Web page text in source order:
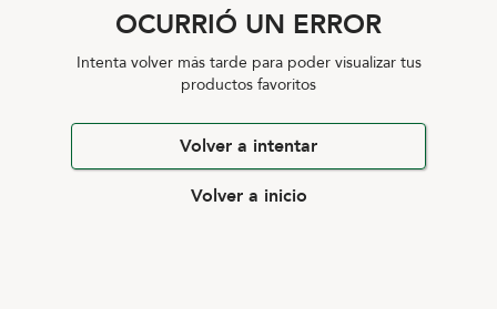
OCURRIÓ UN ERROR
Intenta volver más tarde para poder visualizar tus
productos favoritos
Volver a intentar
Volver a inicio